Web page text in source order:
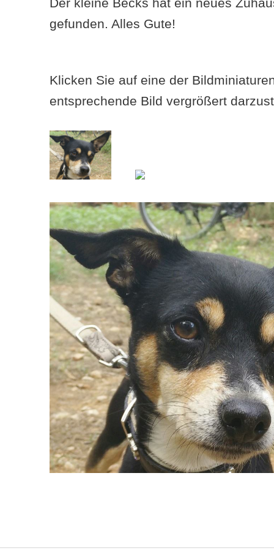
gefunden. Alles Gute!
Klicken Sie auf eine der
entsprechende Bild vergrößert